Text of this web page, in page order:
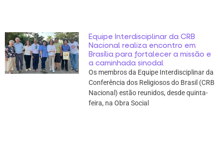
Equipe Interdisciplinar da CRB
Nacional realiza encontro em
Brasília para fortalecer a missão e
a caminhada sinodal
Os membros da Equipe Interdisciplinar da
Conferência dos Religiosos do Brasil (CRB
Nacional) estão reunidos, desde quinta-
feira, na Obra Social